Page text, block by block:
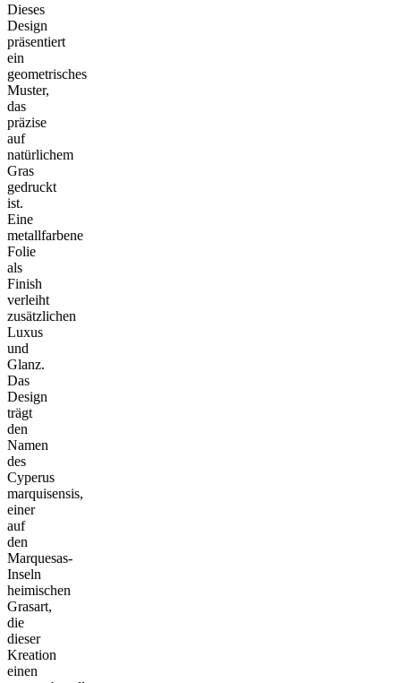
Dieses
Design
präsentiert
ein
geometrisches
Muster,
das
präzise
auf
natürlichem
Gras
gedruckt
ist.
Eine
metallfarbene
Folie
als
Finish
verleiht
zusätzlichen
Luxus
und
Glanz.
Das
Design
trägt
den
Namen
des
Cyperus
marquisensis,
einer
auf
den
Marquesas-
Inseln
heimischen
Grasart,
die
dieser
Kreation
einen